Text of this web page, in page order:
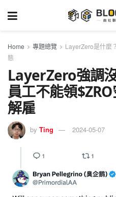
Home 專題總覽
LayerZero是什麼
態
LayerZero強調
員工不能領
解雇
by Ting 2024-05-07